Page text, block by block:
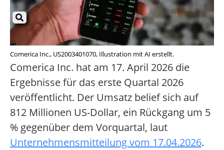
Comerica Inc., US2003401070, Illustration mit AI erstellt.
Comerica Inc. hat am 17. April 2026 die
Ergebnisse für das erste Quartal 2026
veröffentlicht. Der Umsatz belief sich auf
812 Millionen US-Dollar, ein Rückgang um 5
% gegenüber dem Vorquartal, laut
Unternehmensmitteilung vom 17.04.2026.